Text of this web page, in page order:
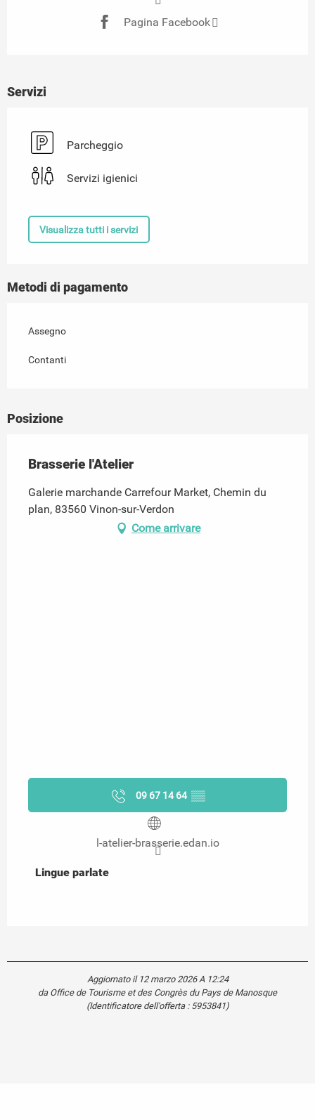
Pagina Facebook
Servizi
Parcheggio
Servizi igienici
Visualizza tutti i servizi
Metodi di pagamento
Assegno
Contanti
Posizione
Brasserie l'Atelier
Galerie marchande Carrefour Market, Chemin du
plan, 83560 Vinon-sur-Verdon
Come arrivare
09 67 14 64 ▒▒
l-atelier-brasserie.edan.io
Lingue parlate
Lingue parlate
Aggiornato il 12 marzo 2026 A 12:24
da Office de Tourisme et des Congrès du Pays de Manosque
(Identificatore dell'offerta : 5953841)